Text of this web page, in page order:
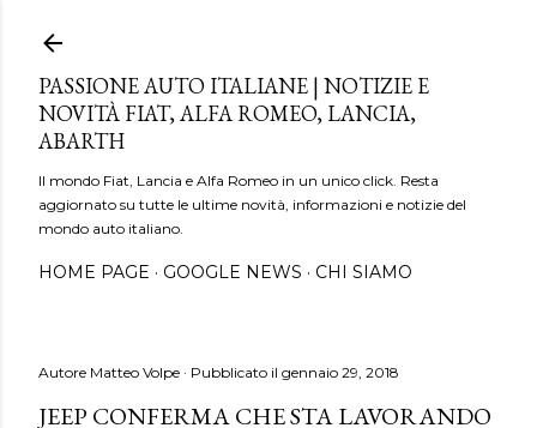
PASSIONE AUTO ITALIANE | NOTIZIE E
NOVITÀ FIAT, ALFA ROMEO, LANCIA,
ABARTH
Il mondo Fiat, Lancia e Alfa Romeo in un unico click. Resta
aggiornato su tutte le ultime novità, informazioni e notizie del
mondo auto italiano.
HOME PAGE GOOGLE NEWS CHI SIAMO
Autore Matteo Volpe Pubblicato il gennaio 29, 2018
JEEP CONFERMA CHE STA LAVORANDO